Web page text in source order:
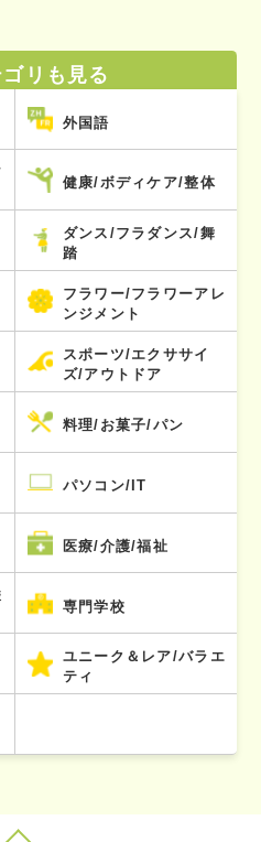
リも見る
外国語
健康/ボディケア/整体
ダンス/フラダンス/舞
踏
フラワー/フラワーアレ
ンジメント
スポーツ/エクササイ
ズ/アウトドア
料理/お菓子/パン
パソコン/IT
医療/介護/福祉
専門学校
ユニーク＆レア/バラエ
ティ